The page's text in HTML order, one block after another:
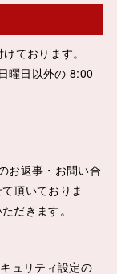
ております。
曜日以外の 8:00
お返事・お問い合
頂いておりま
だきます。
ュリティ設定の